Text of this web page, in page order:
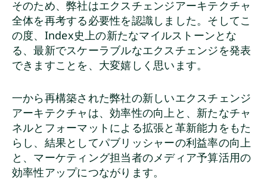
そのため、弊社はエクスチェンジアーキテクチャ
全体を再考する必要性を認識しました。そしてこ
の度、Index史上の新たなマイルストーンとな
る、最新でスケーラブルなエクスチェンジを発表
できますことを、大変嬉しく思います。
一から再構築された弊社の新しいエクスチェンジ
アーキテクチャは、効率性の向上と、新たなチャ
ネルとフォーマットによる拡張と革新能力をもた
らし、結果としてパブリッシャーの利益率の向上
と、マーケティング担当者のメディア予算活用の
効率性アップにつながります。